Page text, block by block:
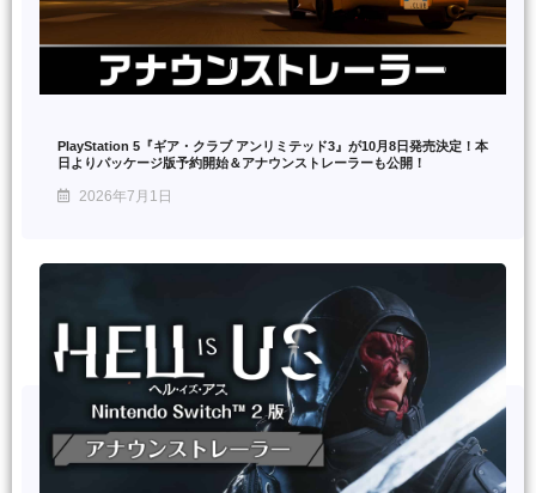
PlayStation 5『ギア・クラブ アンリミテッド3』が10月8日発売決定！本
日よりパッケージ版予約開始＆アナウンストレーラーも公開！
2026年7月1日